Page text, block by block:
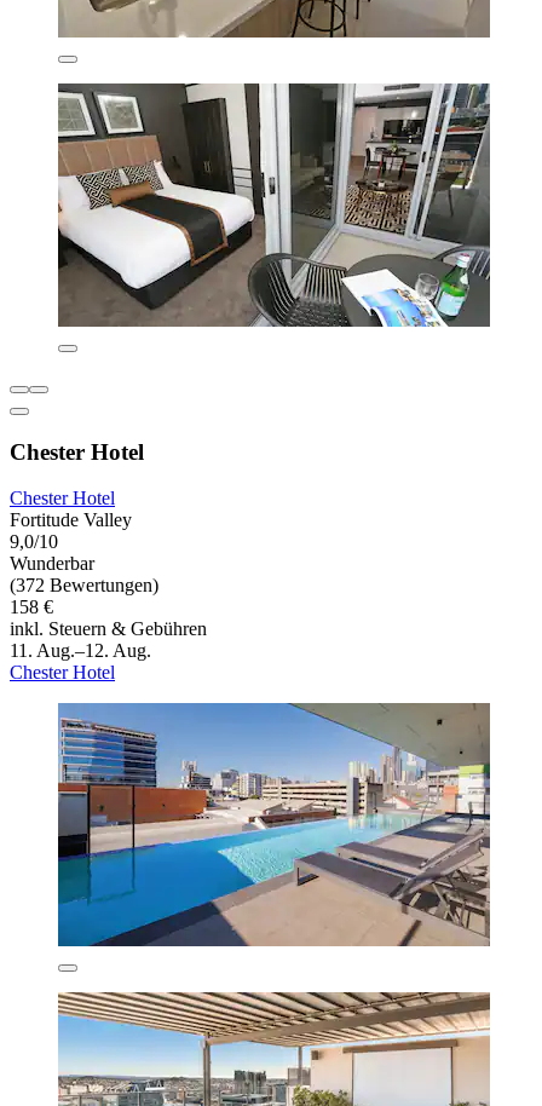
Chester Hotel
Chester Hotel
Fortitude Valley
9,0/10
Wunderbar
(372 Bewertungen)
158 €
inkl. Steuern & Gebühren
11. Aug.–12. Aug.
Chester Hotel